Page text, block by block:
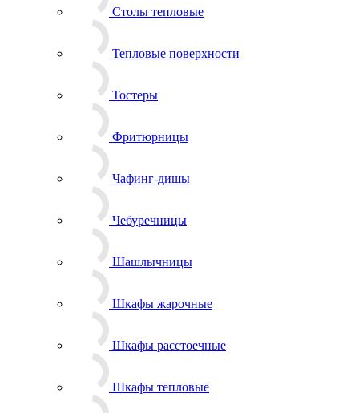
Столы тепловые
Тепловые поверхности
Тостеры
Фритюрницы
Чафинг-дишы
Чебуречницы
Шашлычницы
Шкафы жарочные
Шкафы расстоечные
Шкафы тепловые